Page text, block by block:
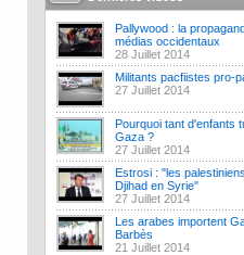
Pallywood : la
médias occidentaux
28 Juillet 2014
Militants pacfiistes pro-
27 Juillet 2014
Pourquoi tant d'enfants
Gaza ?
27 Juillet 2014
Estrosi : "les
Djihad en Syrie"
27 Juillet 2014
Les arabes importent
Barbès
21 Juillet 2014